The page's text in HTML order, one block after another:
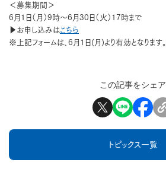
＜募集期間＞
6月1日（月）9時～6月30日（火）17時まで
▶お申し込みはこちら
※上記フォームは、6月1日(月)より有効となります。
この記事をシェア
トピックス一覧